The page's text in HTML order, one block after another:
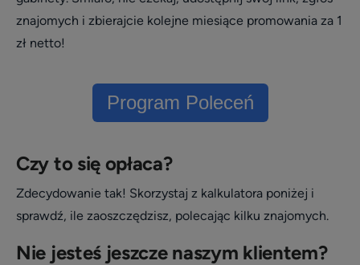
znajomych i zbierajcie kolejne miesiące promowania za 1
zł netto!
Program Poleceń
Czy to się opłaca?
Zdecydowanie tak! Skorzystaj z kalkulatora poniżej i
sprawdź, ile zaoszczędzisz, polecając kilku znajomych.
Nie jesteś jeszcze naszym klientem?